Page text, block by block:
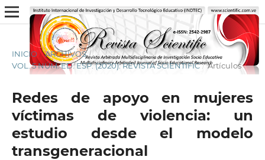
INICIO / ARCHIVOS /
VOL. 5 NÚM. ED. ESP. (2020): REVISTA SCIENTIFIC / Artículos
Redes de apoyo en mujeres
víctimas de violencia: un
estudio desde el modelo
transgeneracional